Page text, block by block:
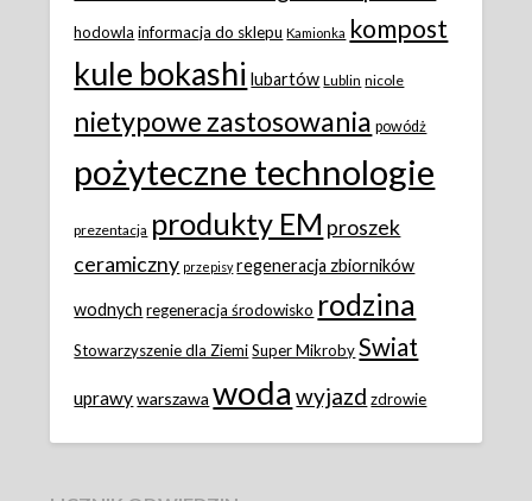
hodowla informacja do sklepu Kamionka kompost
kule bokashi lubartów Lublin nicole
nietypowe zastosowania powódż
pożyteczne technologie
prezentacja produkty EM proszek
ceramiczny przepisy regeneracja zbiorników
wodnych regeneracja środowisko rodzina
Stowarzyszenie dla Ziemi Super Mikroby Swiat
uprawy warszawa woda wyjazd zdrowie